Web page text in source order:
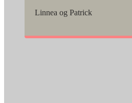
Linnea og Patrick